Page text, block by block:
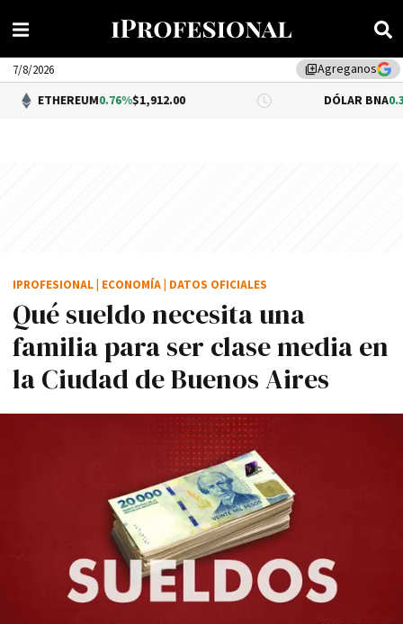
library_addAgreganos
7/8/2026
0.76%$1,912.00 DÓLAR BNA 0.34%$1,520.00
Qué sueldo necesita una
familia para ser clase media en
la Ciudad de Buenos Aires
IPROFESIONAL ECONOMÍA DATOS OFICIALES